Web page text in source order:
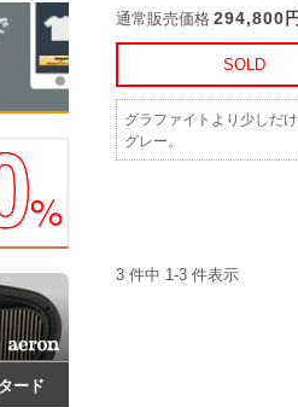
ード
通常販売価格 294,800円
SOLD
グラファイトより少しだ
グレー。
3 件中 1-3 件表示